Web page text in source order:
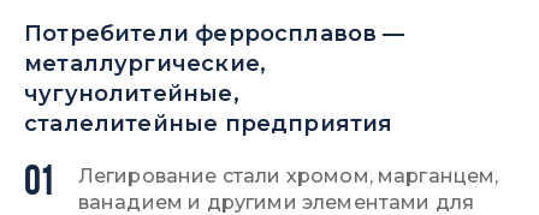
Потребители ферросплавов —
металлургические,
чугунолитейные,
сталелитейные предприятия
01
Легирование стали хромом, марганцем,
ванадием и другими элементами для